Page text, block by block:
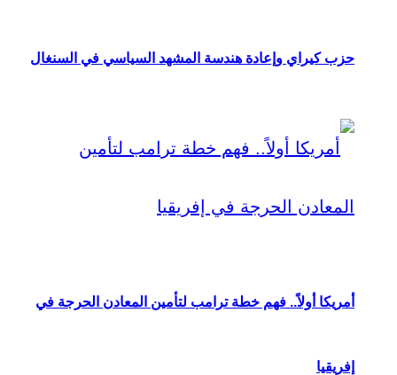
حزب كيراي وإعادة هندسة المشهد السياسي في السنغال
أمريكا أولاً.. فهم خطة ترامب لتأمين المعادن الحرجة في
إفريقيا